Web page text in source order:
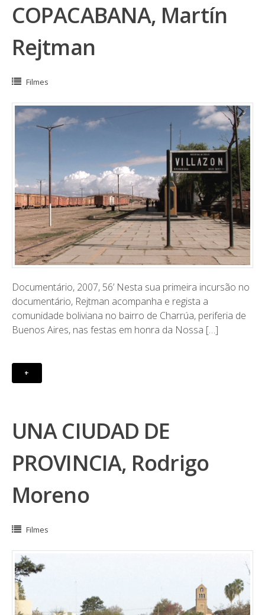
COPACABANA, Martín
Rejtman
Filmes
Documentário, 2007, 56’ ​Nesta sua primeira incursão no
documentário, Rejtman acompanha e regista a
comunidade boliviana no bairro de Charrúa, periferia de
Buenos Aires, nas festas em honra da Nossa […]
+
UNA CIUDAD DE
PROVINCIA, Rodrigo
Moreno
Filmes